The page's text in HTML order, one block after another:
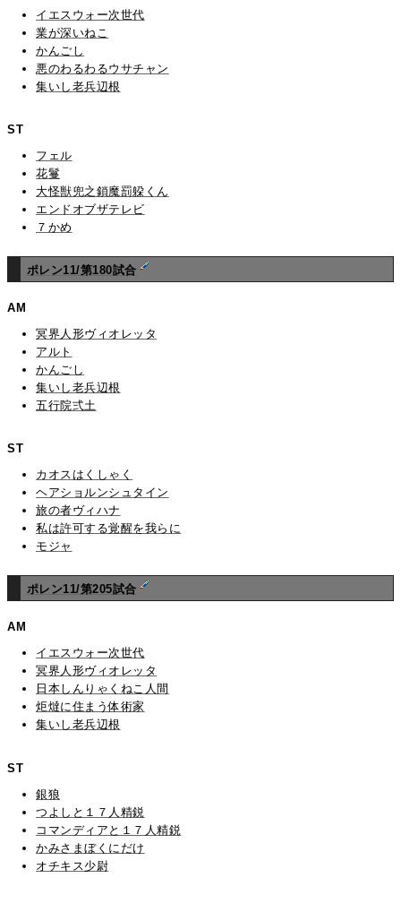
イエスウォー次世代
業が深いねこ
かんごし
悪のわるわるウサチャン
集いし老兵辺根
ST
フェル
花鬘
大怪獣兜之鎖魔罰躱くん
エンドオブザテレビ
７かめ
ポレン11/第180試合
AM
冥界人形ヴィオレッタ
アルト
かんごし
集いし老兵辺根
五行院弍土
ST
カオスはくしゃく
ヘアショルンシュタイン
旅の者ヴィハナ
私は許可する覚醒を我らに
モジャ
ポレン11/第205試合
AM
イエスウォー次世代
冥界人形ヴィオレッタ
日本しんりゃくねこ人間
炬燵に住まう体術家
集いし老兵辺根
ST
銀狼
つよしと１７人精鋭
コマンディアと１７人精鋭
かみさまぼくにだけ
オチキス少尉